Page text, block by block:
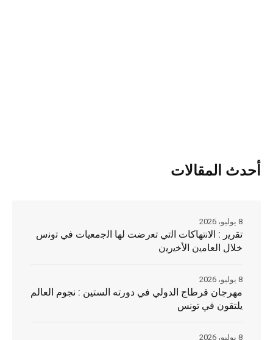
أحدث المقالات
ﺗﻘرﯾر : اﻻﻧﺗﮭﺎﻛﺎت اﻟﺗﻲ ﺗﻌرضت ﻟﮭﺎ اﻟﺟﻣﻌﯾﺎت ﻓﻲ ﺗوﻧس
ﺧﻼل اﻟﻌﺎﻣﯾن اﻷﺧﯾرﯾن
8 يوليو، 2026
مهرجان قرطاج الدولي في دورته الستين : نجوم العالم
يلتقون في تونس
8 يوليو، 2026
8 يوليو، 2026